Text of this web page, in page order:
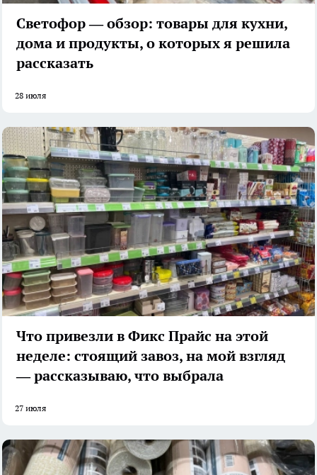
Светофор — обзор: товары для кухни,
дома и продукты, о которых я решила
рассказать
28 июля
Что привезли в Фикс Прайс на этой
неделе: стоящий завоз, на мой взгляд
— рассказываю, что выбрала
27 июля